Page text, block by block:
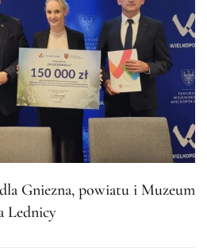
Gniezna, powiatu i Muzeum
Lednicy